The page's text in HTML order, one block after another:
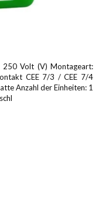
250 Volt (V) Montageart:
CEE 7/3 / CEE 7/4
Anzahl der Einheiten: 1